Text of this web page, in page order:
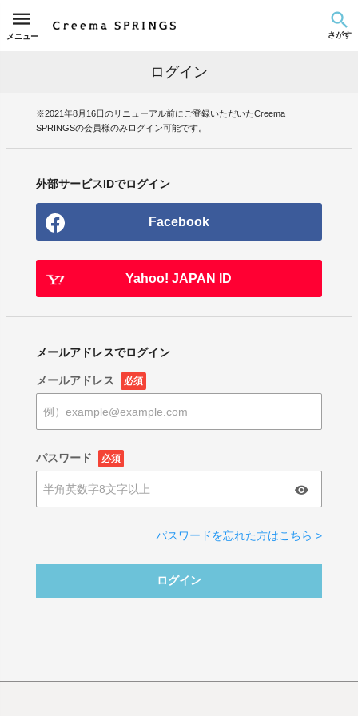
メニュー さがす
ログイン
※2021年8月16日のリニューアル前にご登録いただいたCreema
SPRINGSの会員様のみログイン可能です。
外部サービスIDでログイン
Facebook
Yahoo! JAPAN ID
メールアドレスでログイン
メールアドレス 必須
パスワード 必須
パスワードを忘れた方はこちら >
ログイン